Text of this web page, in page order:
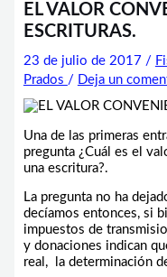
EL VALOR
ESCRITURAS.
23 de julio de 2017 /
Prados / Deja un
Una de las primeras
pregunta ¿Cuál es el
una escritura?.
La pregunta no ha
decíamos entonces, si
impuestos de
y donaciones indican
real, la determinación